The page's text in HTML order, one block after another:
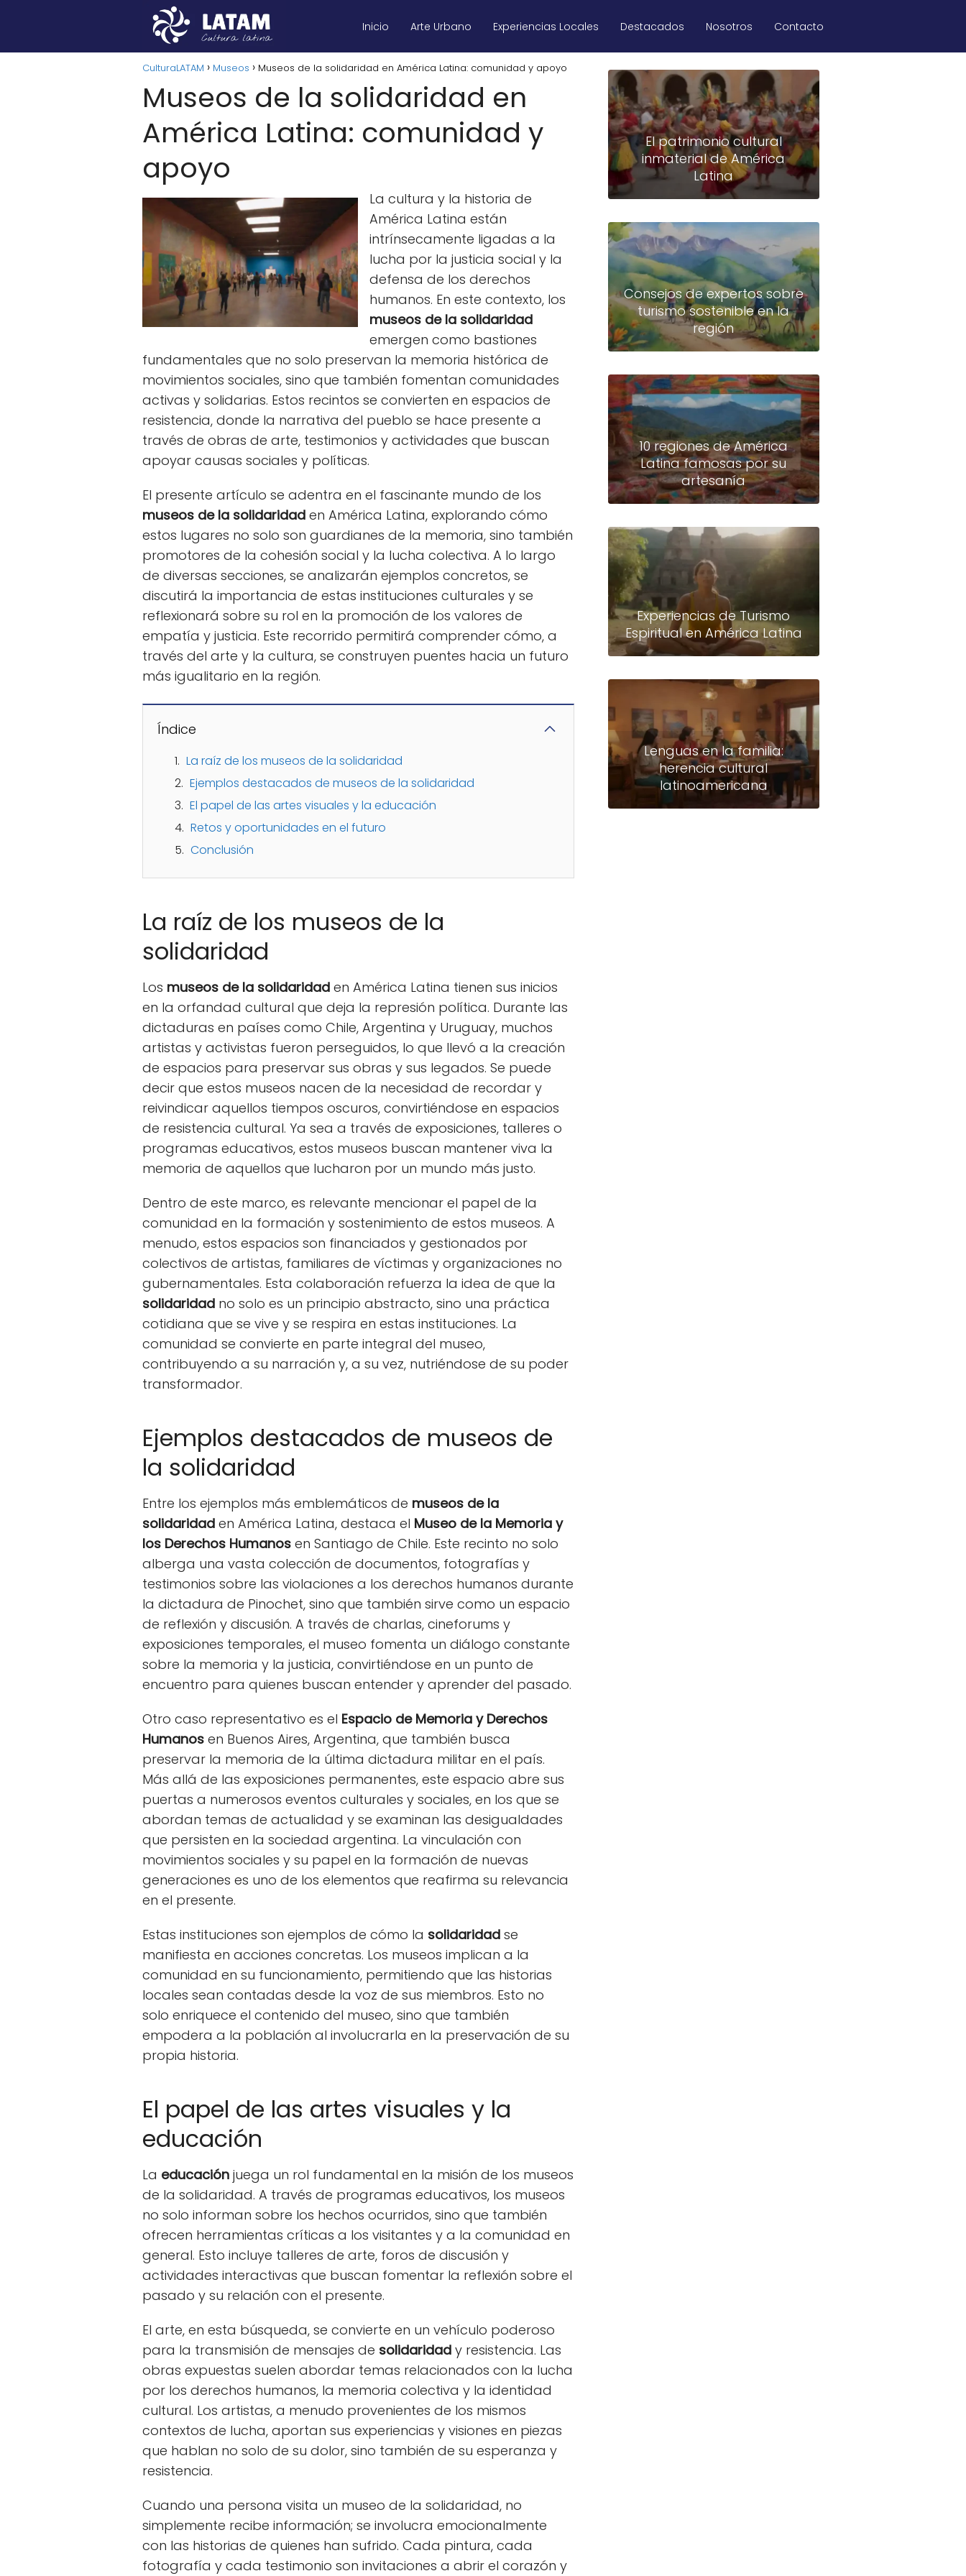
Inicio Arte Urbano Experiencias Locales Destacados Nosotros Contacto
CulturaLATAM Museos Museos de la solidaridad en América Latina: comunidad y apoyo
Museos de la solidaridad en
América Latina: comunidad y
apoyo
La cultura y la historia de
América Latina están
intrínsecamente ligadas a la
lucha por la justicia social y la
defensa de los derechos
humanos. En este contexto, los
museos de la solidaridad
emergen como bastiones
fundamentales que no solo preservan la memoria histórica de
movimientos sociales, sino que también fomentan comunidades
activas y solidarias. Estos recintos se convierten en espacios de
resistencia, donde la narrativa del pueblo se hace presente a
través de obras de arte, testimonios y actividades que buscan
apoyar causas sociales y políticas.
El presente artículo se adentra en el fascinante mundo de los
museos de la solidaridad en América Latina, explorando cómo
estos lugares no solo son guardianes de la memoria, sino también
promotores de la cohesión social y la lucha colectiva. A lo largo
de diversas secciones, se analizarán ejemplos concretos, se
discutirá la importancia de estas instituciones culturales y se
reflexionará sobre su rol en la promoción de los valores de
empatía y justicia. Este recorrido permitirá comprender cómo, a
través del arte y la cultura, se construyen puentes hacia un futuro
más igualitario en la región.
Índice
La raíz de los museos de la solidaridad
Ejemplos destacados de museos de la solidaridad
El papel de las artes visuales y la educación
Retos y oportunidades en el futuro
Conclusión
La raíz de los museos de la
solidaridad
Los museos de la solidaridad en América Latina tienen sus inicios
en la orfandad cultural que deja la represión política. Durante las
dictaduras en países como Chile, Argentina y Uruguay, muchos
artistas y activistas fueron perseguidos, lo que llevó a la creación
de espacios para preservar sus obras y sus legados. Se puede
decir que estos museos nacen de la necesidad de recordar y
reivindicar aquellos tiempos oscuros, convirtiéndose en espacios
de resistencia cultural. Ya sea a través de exposiciones, talleres o
programas educativos, estos museos buscan mantener viva la
memoria de aquellos que lucharon por un mundo más justo.
Dentro de este marco, es relevante mencionar el papel de la
comunidad en la formación y sostenimiento de estos museos. A
menudo, estos espacios son financiados y gestionados por
colectivos de artistas, familiares de víctimas y organizaciones no
gubernamentales. Esta colaboración refuerza la idea de que la
solidaridad no solo es un principio abstracto, sino una práctica
cotidiana que se vive y se respira en estas instituciones. La
comunidad se convierte en parte integral del museo,
contribuyendo a su narración y, a su vez, nutriéndose de su poder
transformador.
Ejemplos destacados de museos de
la solidaridad
Entre los ejemplos más emblemáticos de museos de la
solidaridad en América Latina, destaca el Museo de la Memoria y
los Derechos Humanos en Santiago de Chile. Este recinto no solo
alberga una vasta colección de documentos, fotografías y
testimonios sobre las violaciones a los derechos humanos durante
la dictadura de Pinochet, sino que también sirve como un espacio
de reflexión y discusión. A través de charlas, cineforums y
exposiciones temporales, el museo fomenta un diálogo constante
sobre la memoria y la justicia, convirtiéndose en un punto de
encuentro para quienes buscan entender y aprender del pasado.
Otro caso representativo es el Espacio de Memoria y Derechos
Humanos en Buenos Aires, Argentina, que también busca
preservar la memoria de la última dictadura militar en el país.
Más allá de las exposiciones permanentes, este espacio abre sus
puertas a numerosos eventos culturales y sociales, en los que se
abordan temas de actualidad y se examinan las desigualdades
que persisten en la sociedad argentina. La vinculación con
movimientos sociales y su papel en la formación de nuevas
generaciones es uno de los elementos que reafirma su relevancia
en el presente.
Estas instituciones son ejemplos de cómo la solidaridad se
manifiesta en acciones concretas. Los museos implican a la
comunidad en su funcionamiento, permitiendo que las historias
locales sean contadas desde la voz de sus miembros. Esto no
solo enriquece el contenido del museo, sino que también
empodera a la población al involucrarla en la preservación de su
propia historia.
El papel de las artes visuales y la
educación
La educación juega un rol fundamental en la misión de los museos
de la solidaridad. A través de programas educativos, los museos
no solo informan sobre los hechos ocurridos, sino que también
ofrecen herramientas críticas a los visitantes y a la comunidad en
general. Esto incluye talleres de arte, foros de discusión y
actividades interactivas que buscan fomentar la reflexión sobre el
pasado y su relación con el presente.
El arte, en esta búsqueda, se convierte en un vehículo poderoso
para la transmisión de mensajes de solidaridad y resistencia. Las
obras expuestas suelen abordar temas relacionados con la lucha
por los derechos humanos, la memoria colectiva y la identidad
cultural. Los artistas, a menudo provenientes de los mismos
contextos de lucha, aportan sus experiencias y visiones en piezas
que hablan no solo de su dolor, sino también de su esperanza y
resistencia.
Cuando una persona visita un museo de la solidaridad, no
simplemente recibe información; se involucra emocionalmente
con las historias de quienes han sufrido. Cada pintura, cada
fotografía y cada testimonio son invitaciones a abrir el corazón y
El patrimonio cultural
inmaterial de América
Latina
Consejos de expertos sobre
turismo sostenible en la
región
10 regiones de América
Latina famosas por su
artesanía
Experiencias de Turismo
Espiritual en América Latina
Lenguas en la familia:
herencia cultural
latinoamericana